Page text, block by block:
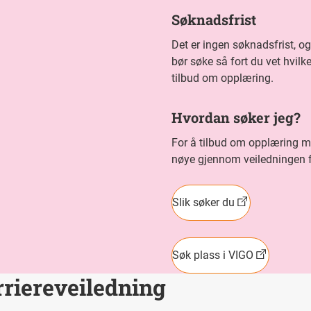
Søknadsfrist
Det er ingen søknadsfrist,
bør søke så fort du vet
tilbud om opplæring.
Hvordan søker jeg?
For å tilbud om opplæring
nøye gjennom veiledningen
Slik søker du
Søk plass i VIGO